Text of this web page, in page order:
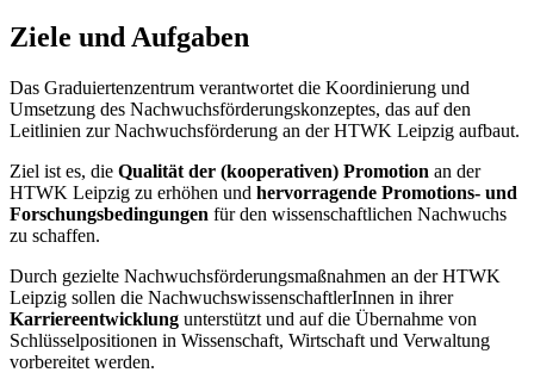
Ziele und Aufgaben
Das Graduiertenzentrum verantwortet die Koordinierung und
Umsetzung des Nachwuchsförderungskonzeptes, das auf den
Leitlinien zur Nachwuchsförderung an der HTWK Leipzig aufbaut.
Ziel ist es, die Qualität der (kooperativen) Promotion an der
HTWK Leipzig zu erhöhen und hervorragende Promotions- und
Forschungsbedingungen für den wissenschaftlichen Nachwuchs
zu schaffen.
Durch gezielte Nachwuchsförderungsmaßnahmen an der HTWK
Leipzig sollen die NachwuchswissenschaftlerInnen in ihrer
Karriereentwicklung unterstützt und auf die Übernahme von
Schlüsselpositionen in Wissenschaft, Wirtschaft und Verwaltung
vorbereitet werden.